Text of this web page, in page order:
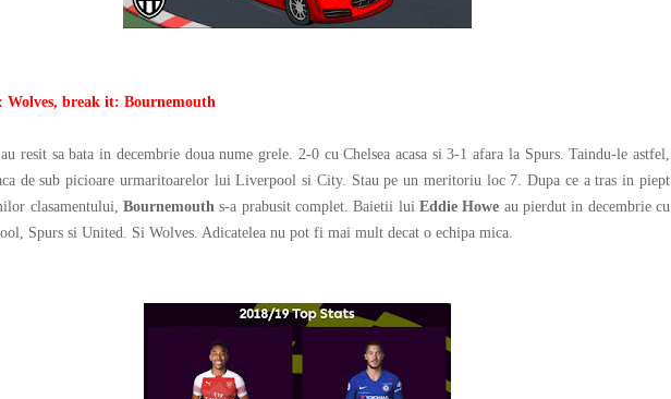
Wolves, break it: Bournemouth
resit sa bata in decembrie doua nume grele. 2-0 cu Chelsea acasa si 3-1 afara la Spurs. Taindu-le astfel,
de sub picioare urmaritoarelor lui Liverpool si City. Stau pe un meritoriu loc 7. Dupa ce a tras in piept
clasamentului, Bournemouth s-a prabusit complet. Baietii lui Eddie Howe au pierdut in decembrie cu
Spurs si United. Si Wolves. Adicatelea nu pot fi mai mult decat o echipa mica.